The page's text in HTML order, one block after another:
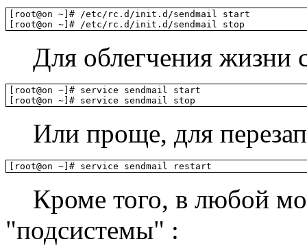
[root@on ~]# /etc/rc.d/init.d/sendmail start
[root@on ~]# /etc/rc.d/init.d/sendmail stop
Для облегчения жизни
[root@on ~]# service sendmail start
[root@on ~]# service sendmail stop
Или проще, для
[root@on ~]# service sendmail restart
Кроме того, в любой
"подсистемы" :